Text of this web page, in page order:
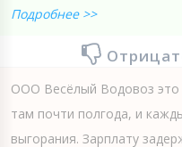
Подробнее >>
ООО Весёлый Водовоз это
там почти полгода, и
выгорания. Зарплату